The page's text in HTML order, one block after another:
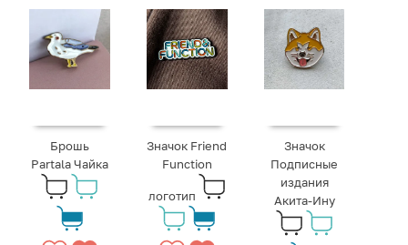
Брошь
Partala Чайка
Значок Friend
Function
логотип
Значок
Подписные
издания
Акита-Ину